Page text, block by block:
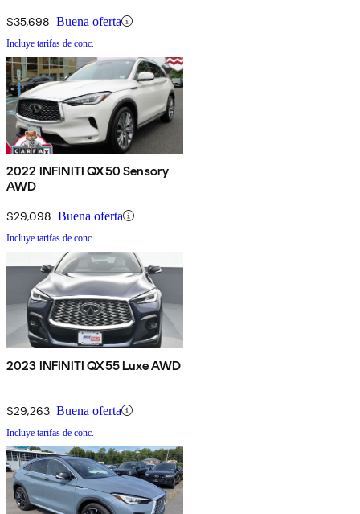
$35,698 Buena oferta
Incluye tarifas de conc.
2022 INFINITI QX50 Sensory
AWD
$29,098 Buena oferta
Incluye tarifas de conc.
2023 INFINITI QX55 Luxe AWD
$29,263 Buena oferta
Incluye tarifas de conc.